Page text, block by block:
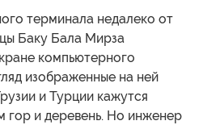
терминала недалеко от
Баку Бала Мирза
компьютерного
изображенные на ней
и Турции кажутся
гор и деревень. Но инженер